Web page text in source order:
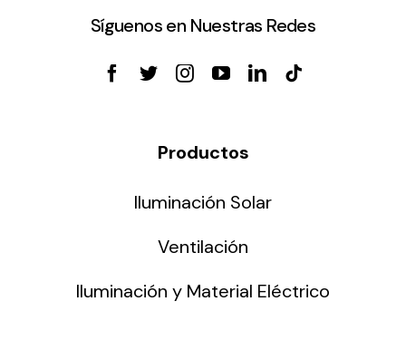
Síguenos en Nuestras Redes
Productos
Iluminación Solar
Ventilación
Iluminación y Material Eléctrico